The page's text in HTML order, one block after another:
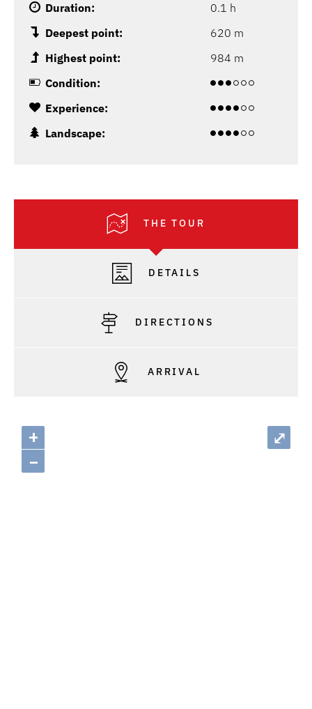
Duration:
0.1 h
Deepest point:
620 m
Highest point:
984 m
Condition:
Experience:
Landscape:
THE TOUR
DETAILS
DIRECTIONS
ARRIVAL
+
–
⤢